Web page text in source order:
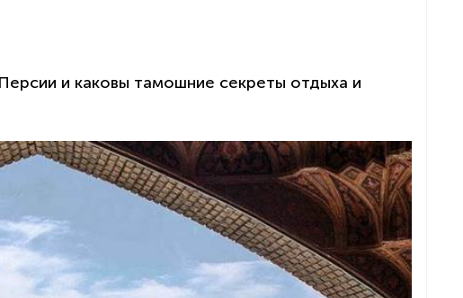
и каковы тамошние секреты отдыха и